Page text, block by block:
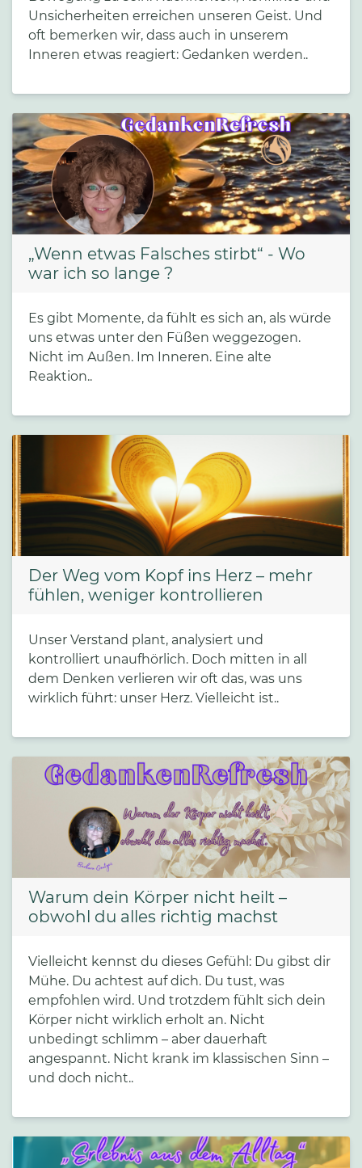
Unsicherheiten erreichen unseren Geist. Und
oft bemerken wir, dass auch in unserem
Inneren etwas reagiert: Gedanken werden..
„Wenn etwas Falsches stirbt“ - Wo
war ich so lange ?
Es gibt Momente, da fühlt es sich an, als würde
uns etwas unter den Füßen weggezogen.
Nicht im Außen. Im Inneren. Eine alte
Reaktion..
Der Weg vom Kopf ins Herz – mehr
fühlen, weniger kontrollieren
Unser Verstand plant, analysiert und
kontrolliert unaufhörlich. Doch mitten in all
dem Denken verlieren wir oft das, was uns
wirklich führt: unser Herz. Vielleicht ist..
Warum dein Körper nicht heilt –
obwohl du alles richtig machst
Vielleicht kennst du dieses Gefühl: Du gibst dir
Mühe. Du achtest auf dich. Du tust, was
empfohlen wird. Und trotzdem fühlt sich dein
Körper nicht wirklich erholt an. Nicht
unbedingt schlimm – aber dauerhaft
angespannt. Nicht krank im klassischen Sinn –
und doch nicht..